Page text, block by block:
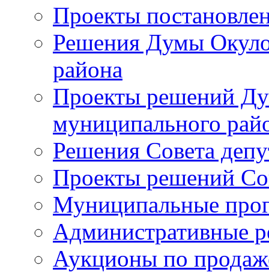
Проекты
Решения Думы
района
Проекты решений
муниципального
Решения Совета
Проекты решений
Муниципальные
Административные
Аукционы по